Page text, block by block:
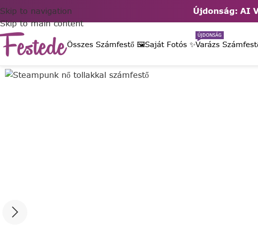
Újdonság: AI
Skip to navigation
Skip to main content
Összes Számfestő 🖼️Saját Fotós ✨Varázs
ÚJDONSÁG